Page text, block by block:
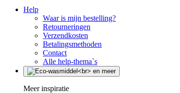
Help
Waar is mijn bestelling?
Retourneringen
Verzendkosten
Betalingsmethoden
Contact
Alle help-thema`s
Meer inspiratie